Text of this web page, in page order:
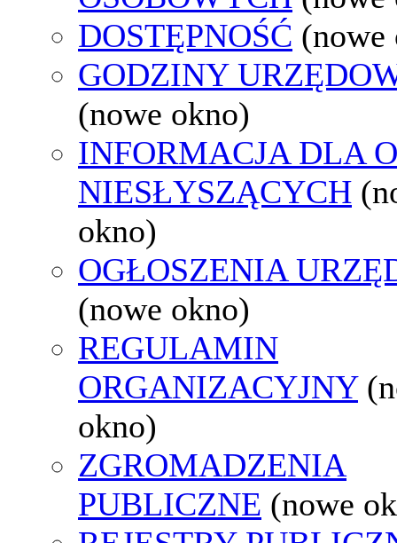
DOSTĘPNOŚĆ (nowe
GODZINY
(nowe okno)
INFORMACJA DLA
NIESŁYSZĄCYCH
okno)
OGŁOSZENIA
(nowe okno)
REGULAMIN
ORGANIZACYJNY
okno)
ZGROMADZENIA
PUBLICZNE (nowe